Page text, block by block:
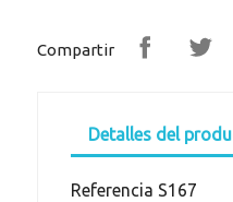
Compartir
Detalles del
Referencia S167